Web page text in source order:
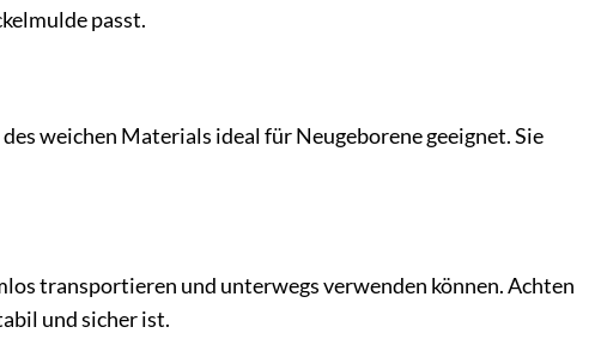
passt.
weichen Materials ideal für Neugeborene geeignet. Sie
transportieren und unterwegs verwenden können. Achten
und sicher ist.